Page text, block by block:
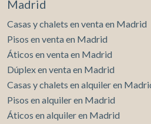
Madrid
Casas y chalets en venta en Madrid
Pisos en venta en Madrid
Áticos en venta en Madrid
Dúplex en venta en Madrid
Casas y chalets en alquiler en
Pisos en alquiler en Madrid
Áticos en alquiler en Madrid